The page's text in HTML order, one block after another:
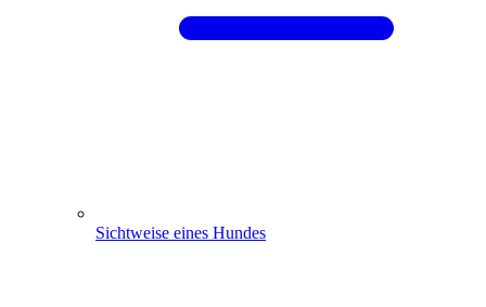
Sichtweise eines Hundes